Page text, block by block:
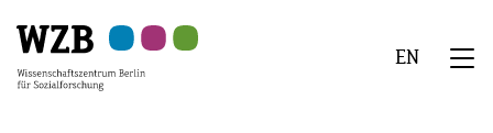
Hauptinhalt
springen
Navigation
springen
Suche
springen
Sekundärnavigation
springen
Fußzeile
springen
EN